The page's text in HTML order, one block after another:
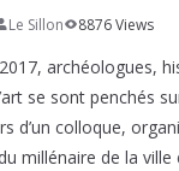
Le Sillon 8876 Views
archéologues,
se sont penchés
d’un colloque,
millénaire de la ville